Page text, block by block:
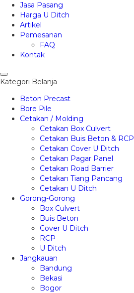
Jasa Pasang
Harga U Ditch
Artikel
Pemesanan
FAQ
Kontak
Kategori Belanja
Beton Precast
Bore Pile
Cetakan / Molding
Cetakan Box Culvert
Cetakan Buis Beton & RCP
Cetakan Cover U Ditch
Cetakan Pagar Panel
Cetakan Road Barrier
Cetakan Tiang Pancang
Cetakan U Ditch
Gorong-Gorong
Box Culvert
Buis Beton
Cover U Ditch
RCP
U Ditch
Jangkauan
Bandung
Bekasi
Bogor